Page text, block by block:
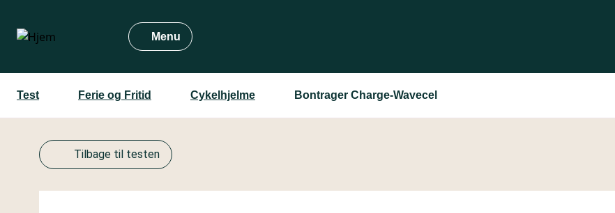
hovedindhold
Menu
Test Ferie og Fritid Cykelhjelme Bontrager Charge-Wavecel
Tilbage til testen